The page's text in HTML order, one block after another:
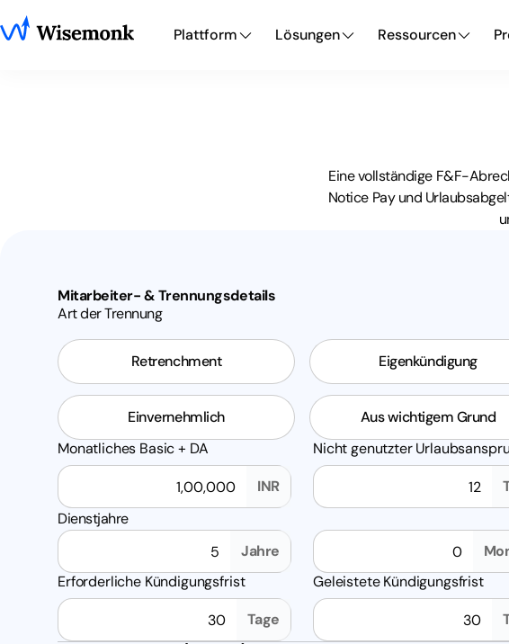
Plattform Lösungen Ressourcen
Eine vollständige F&F-
Notice Pay und
Mitarbeiter- & Trennungsdetails
Art der Trennung
Retrenchment Eigenkündigung
Einvernehmlich
Aus wichtigem Grund
Monatliches Basic + DA
INR
Nicht genutzter
Dienstjahre
Dienstjahre (Jahre)
Jahre
Dienstjahre (zusätzliche
Erforderliche Kündigungsfrist
Tage
Geleistete Kündigungsfrist